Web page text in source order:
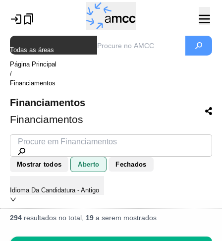
Todas as áreas
Página Principal
/
Financiamentos
Financiamentos
Financiamentos
Mostrar todos Aberto Fechados
Idioma Da Candidatura - Antigo
294 resultados no total, 19 a serem mostrados